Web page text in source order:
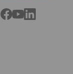
Facebook
YouTube